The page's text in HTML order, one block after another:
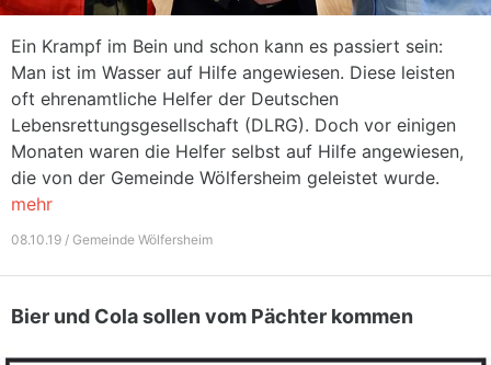
Ein Krampf im Bein und schon kann es passiert sein:
Man ist im Wasser auf Hilfe angewiesen. Diese leisten
oft ehrenamtliche Helfer der Deutschen
Lebensrettungsgesellschaft (DLRG). Doch vor einigen
Monaten waren die Helfer selbst auf Hilfe angewiesen,
die von der Gemeinde Wölfersheim geleistet wurde.
mehr
08.10.19 / Gemeinde Wölfersheim
Bier und Cola sollen vom Pächter kommen